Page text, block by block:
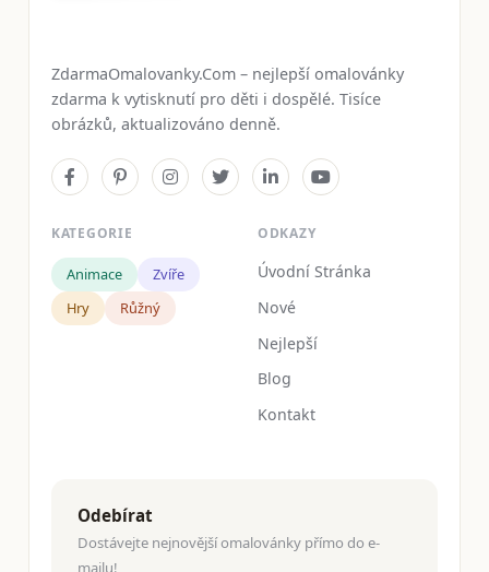
ZdarmaOmalovanky.Com – nejlepší omalovánky
zdarma k vytisknutí pro děti i dospělé. Tisíce
obrázků, aktualizováno denně.
KATEGORIE
Animace
Zvíře
Hry
Růžný
ODKAZY
Úvodní Stránka
Nové
Nejlepší
Blog
Kontakt
Odebírat
Dostávejte nejnovější omalovánky přímo do e-
mailu!